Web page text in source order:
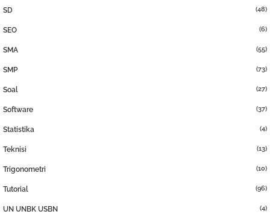
SD (48)
SEO (6)
SMA (55)
SMP (73)
Soal (27)
Software (37)
Statistika (4)
Teknisi (13)
Trigonometri (10)
Tutorial (96)
UN UNBK USBN (4)